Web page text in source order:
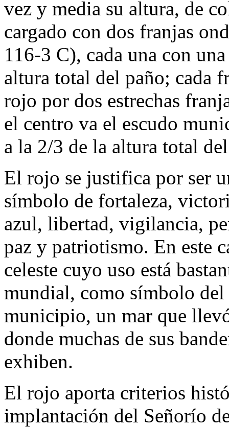
vez y media su altura, de
cargado con dos franjas
116-3 C), cada una con
altura total del paño; cada
rojo por dos estrechas
el centro va el escudo
a la 2/3 de la altura total
El rojo se justifica por ser
símbolo de fortaleza,
azul, libertad, vigilancia,
paz y patriotismo. En este
celeste cuyo uso está
mundial, como símbolo
municipio, un mar que
donde muchas de sus
exhiben.
El rojo aporta criterios
implantación del Señorío